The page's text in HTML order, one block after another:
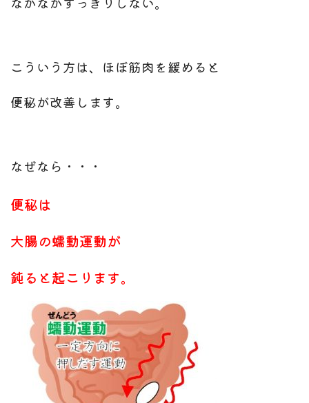
こういう方は、ほぼ筋肉を緩めると
便秘が改善します。
なぜなら・・・
便秘は
大腸の蠕動運動が
鈍ると起こります。